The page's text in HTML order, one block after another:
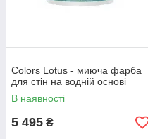
Сolors Lotus - миюча фарба
для стін на водній основі
В наявності
5 495 ₴